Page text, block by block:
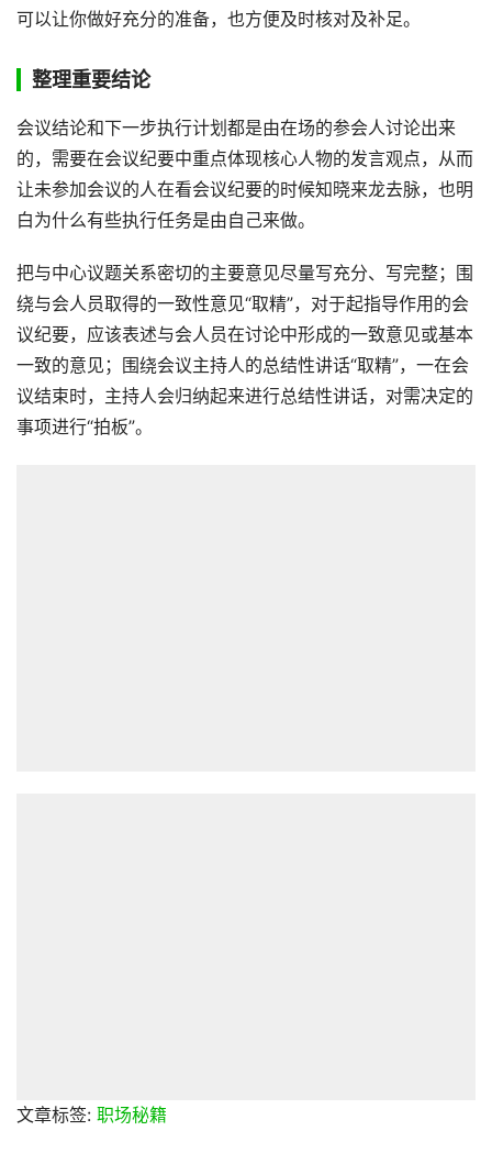
可以让你做好充分的准备，也方便及时核对及补足。
整理重要结论
会议结论和下一步执行计划都是由在场的参会人讨论出来
的，需要在会议纪要中重点体现核心人物的发言观点，从而
让未参加会议的人在看会议纪要的时候知晓来龙去脉，也明
白为什么有些执行任务是由自己来做。
把与中心议题关系密切的主要意见尽量写充分、写完整；围
绕与会人员取得的一致性意见“取精”，对于起指导作用的会
议纪要，应该表述与会人员在讨论中形成的一致意见或基本
一致的意见；围绕会议主持人的总结性讲话“取精”，一在会
议结束时，主持人会归纳起来进行总结性讲话，对需决定的
事项进行“拍板”。
文章标签: 职场秘籍